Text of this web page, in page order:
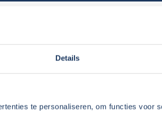
Details
te personaliseren, om functies voor
maar het bleek geweldig te
dat je alles doet
de camping niet meer weg